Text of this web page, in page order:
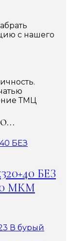
с нашего
ТМЦ
БЕЗ
МКМ